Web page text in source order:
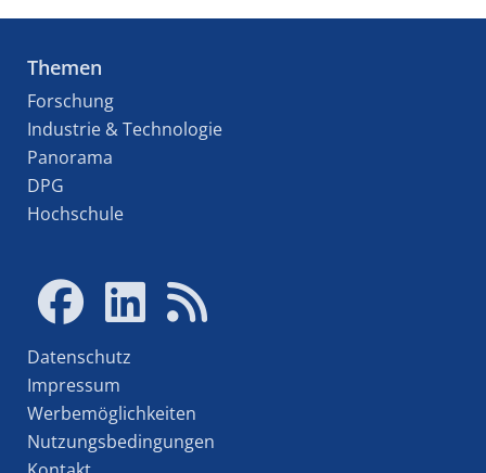
Themen
Forschung
Industrie & Technologie
Panorama
DPG
Hochschule
Datenschutz
Impressum
Werbemöglichkeiten
Nutzungsbedingungen